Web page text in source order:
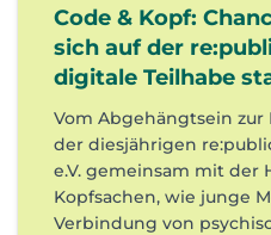
Code & Kopf:
sich auf der
digitale Teilhabe
Vom Abgehängtsein
der diesjährigen
e.V. gemeinsam mit der
Kopfsachen, wie junge
Verbindung von